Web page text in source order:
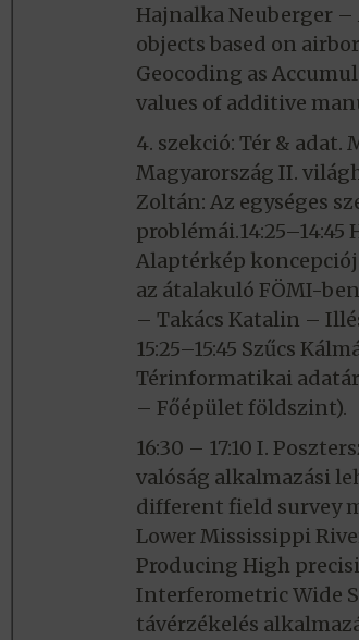
Hajnalka Neuberger
objects based on
Geocoding as
values of additive
4. szekció: Tér & adat.
Magyarország II.
Zoltán: Az egységes
Alaptérkép
az átalakuló FÖMI-
– Takács Katalin –
15:25–15:45 Szűcs
Térinformatikai
– Főépület földszint).
16:30 – 17:10 I.
valóság alkalmazási
different field survey
Lower Mississippi
Producing High
Interferometric Wide
távérzékelés